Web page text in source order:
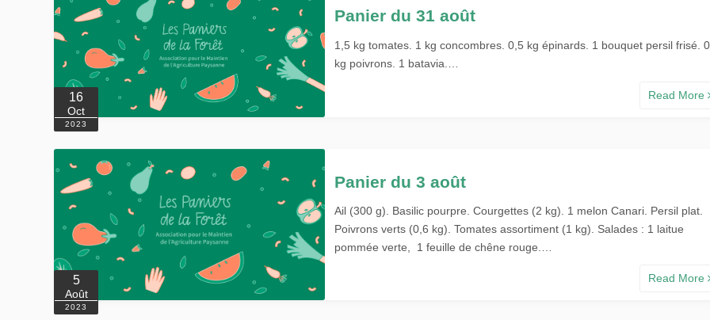
16
Oct
2023
Panier du 31 août
1,5 kg tomates. 1 kg concombres. 0,5 kg épinards. 1 bouquet persil frisé.
kg poivrons. 1 batavia.…
Read More
5
Août
2023
Panier du 3 août
Ail (300 g). Basilic pourpre. Courgettes (2 kg). 1 melon Canari. Persil plat.
Poivrons verts (0,6 kg). Tomates assortiment (1 kg). Salades : 1 laitue
pommée verte, 1 feuille de chêne rouge.…
Read More